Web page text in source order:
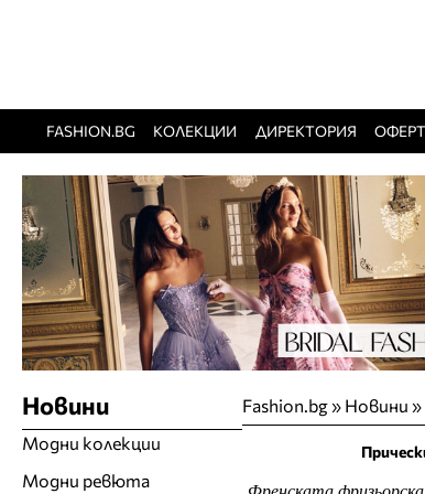
FASHION.BG КОЛЕКЦИИ ДИРЕКТОРИЯ
Fashion.bg» Новини »
Новини
Модни колекции
Модни ревюта